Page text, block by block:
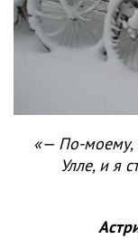
«— По-моему,
Улле, и я